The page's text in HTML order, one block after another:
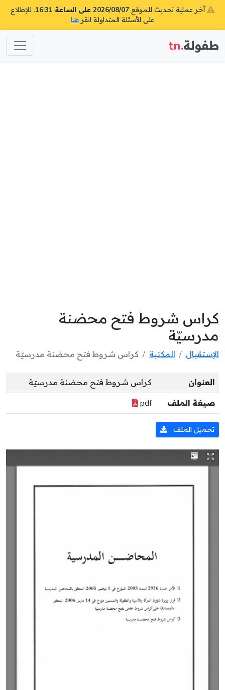
آخر عملية تحديث للموقع 2026/08/07 على الساعة 16:31
. للإطلاع
على الأسئلة المتداولة انقر هنا
طفولة.tn
كراس شروط فتح محضنة
مدرسيّة
الإستقبال المكتبة كراس شروط فتح محضنة مدرسيّة
العنوان
كراس شروط فتح محضنة مدرسيّة
صيغة الملف
pdf
تحميل الملف